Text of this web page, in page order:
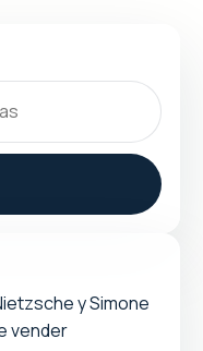
y Simone
vender